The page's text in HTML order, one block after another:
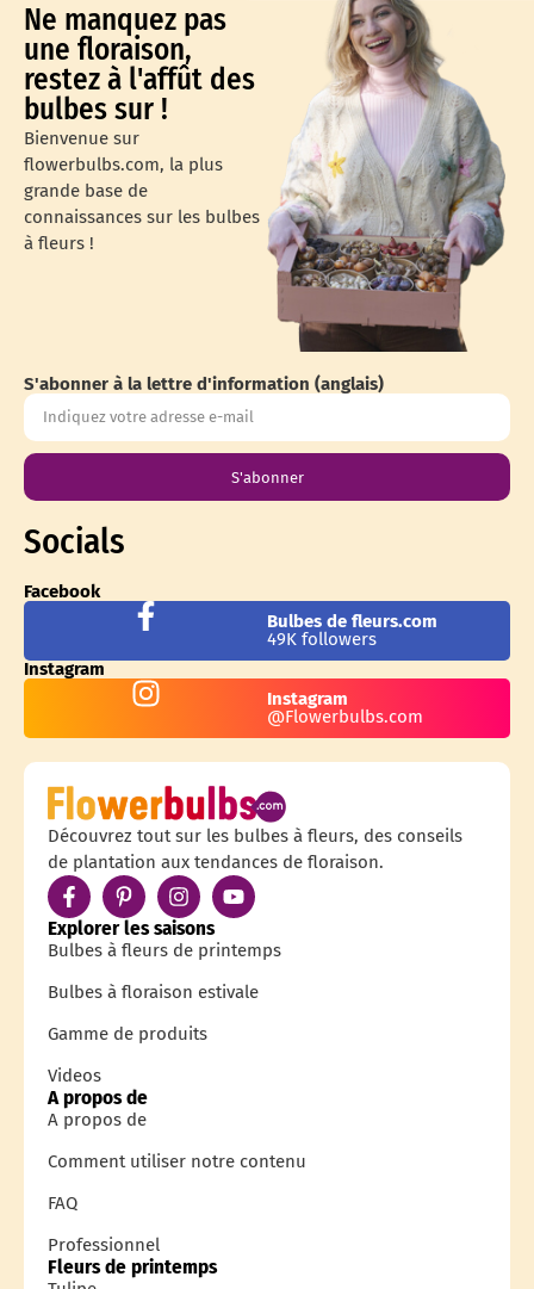
Ne manquez pas
une floraison,
restez à l'affût des
bulbes sur !
Bienvenue sur
flowerbulbs.com, la plus
grande base de
connaissances sur les bulbes
à fleurs !
S'abonner à la lettre d'information (anglais)
S'abonner
Socials
Facebook
Bulbes de fleurs.com
49K followers
Instagram
Instagram
@Flowerbulbs.com
Découvrez tout sur les bulbes à fleurs, des conseils
de plantation aux tendances de floraison.
Explorer les saisons
Bulbes à fleurs de printemps
Bulbes à floraison estivale
Gamme de produits
Videos
A propos de
A propos de
Comment utiliser notre contenu
FAQ
Professionnel
Fleurs de printemps